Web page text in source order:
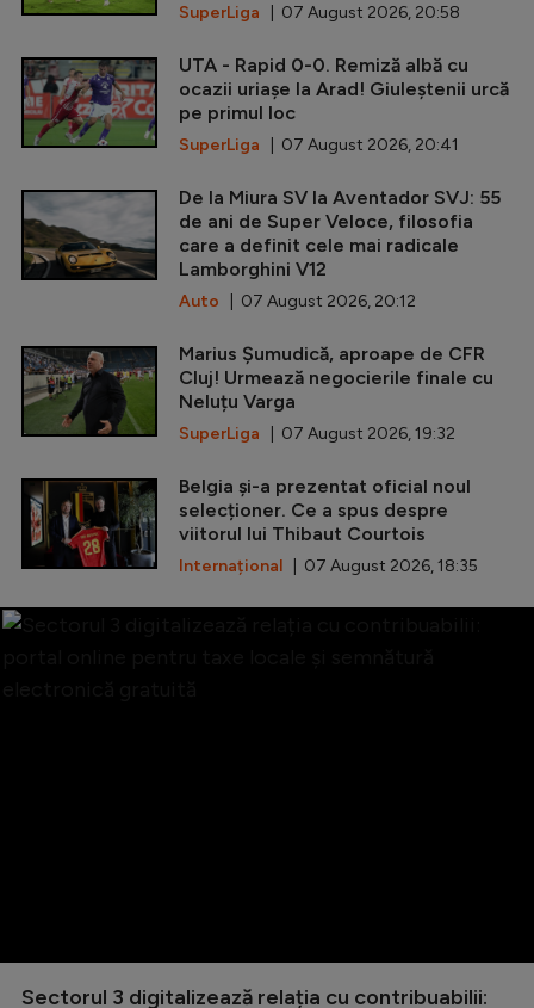
SuperLiga | 07 August 2026, 20:58
UTA - Rapid 0-0. Remiză albă cu
ocazii uriașe la Arad! Giuleștenii urcă
pe primul loc
SuperLiga | 07 August 2026, 20:41
De la Miura SV la Aventador SVJ: 55
de ani de Super Veloce, filosofia
care a definit cele mai radicale
Lamborghini V12
Auto | 07 August 2026, 20:12
Marius Șumudică, aproape de CFR
Cluj! Urmează negocierile finale cu
Neluțu Varga
SuperLiga | 07 August 2026, 19:32
Belgia și-a prezentat oficial noul
selecționer. Ce a spus despre
viitorul lui Thibaut Courtois
Internațional | 07 August 2026, 18:35
Sectorul 3 digitalizează relația cu contribuabilii: